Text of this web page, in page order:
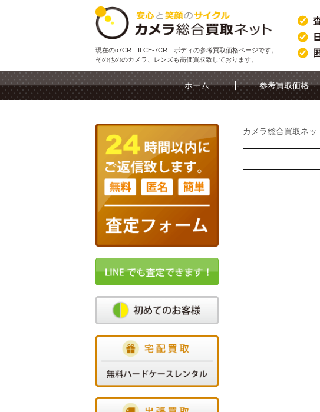
現在のα7CR ILCE-7CR ボディの参考買取価格ページです。
その他ののカメラ、レンズも高価買取致しております。
ホーム 参考買取価格
カメラ総合買取ネッ